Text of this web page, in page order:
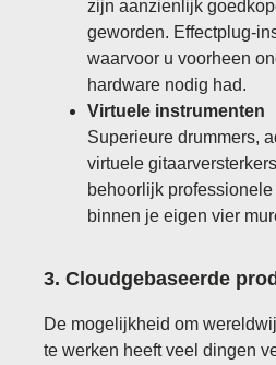
zijn aanzienlijk
geworden. Effectplug-
waarvoor u voorheen
hardware nodig had.
Virtuele instrumenten
Superieure drummers,
virtuele
behoorlijk
binnen je eigen vier
3. Cloudgebaseerde
De mogelijkheid om
te werken heeft veel dingen